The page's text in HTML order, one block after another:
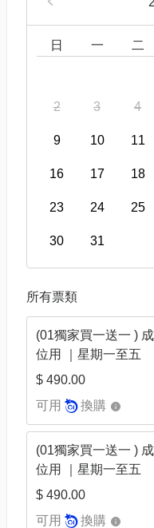
日 一 二
2 3 4
9 10 11
16 17 18
23 24 25
30 31
所有票類
(01獨家買一送一 )
位用 ｜星期一至五
$ 490.00
可用
換購
(01獨家買一送一 )
位用 ｜星期一至五
$ 490.00
可用
換購